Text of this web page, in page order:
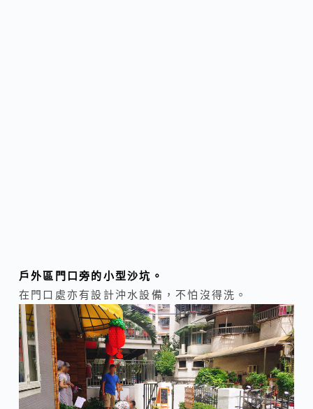
戶外區門口旁的小型沙坑。
在門口處亦有設計沖水設備，不怕沒得洗。